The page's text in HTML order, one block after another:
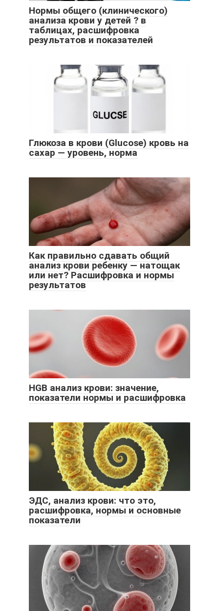
Нормы общего (клинического)
анализа крови у детей ? в
таблицах, расшифровка
результатов и показателей
Глюкоза в крови (Glucose) кровь на
сахар — уровень, норма
Как правильно сдавать общий
анализ крови ребенку — натощак
или нет? Расшифровка и нормы
результатов
HGB анализ крови: значение,
показатели нормы и расшифровка
ЭДС, анализ крови: что это,
расшифровка, нормы и основные
показатели